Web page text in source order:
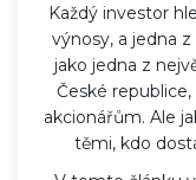
Každý investor
výnosy, a jedna
jako jedna z
České
akcionářům. Ale
těmi, kdo